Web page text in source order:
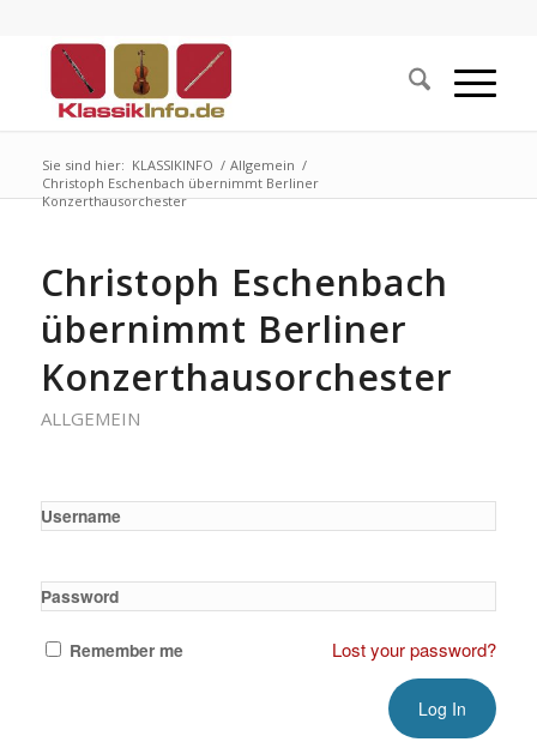
Sie sind hier: KLASSIKINFO / Allgemein /
Christoph Eschenbach übernimmt Berliner
Konzerthausorchester
Christoph Eschenbach
übernimmt Berliner
Konzerthausorchester
ALLGEMEIN
Username
Password
Remember me Lost your password?